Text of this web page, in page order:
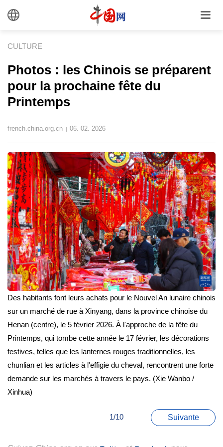
CULTURE
Photos : les Chinois se préparent
pour la prochaine fête du
Printemps
french.china.org.cn | 06. 02. 2026
Des habitants font leurs achats pour le Nouvel An lunaire chinois
sur un marché de rue à Xinyang, dans la province chinoise du
Henan (centre), le 5 février 2026. À l'approche de la fête du
Printemps, qui tombe cette année le 17 février, les décorations
festives, telles que les lanternes rouges traditionnelles, les
chunlian et les articles à l'effigie du cheval, rencontrent une forte
demande sur les marchés à travers le pays. (Xie Wanbo /
Xinhua)
1/10 Suivante